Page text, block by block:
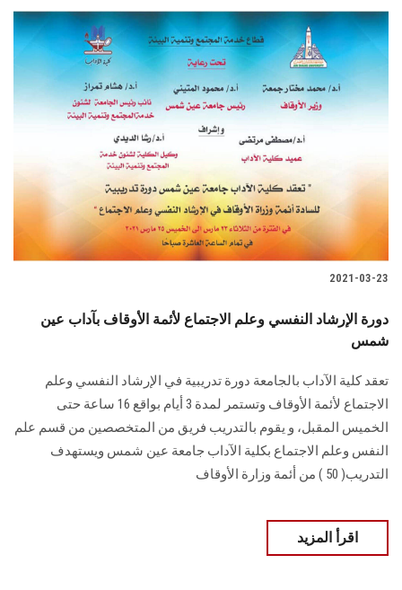
الأنظمة الذكية
الإعلام
تواصل معنا
الطلاب
هيئة التدريس
الخريجين
الزائـرون
سجل الان
2021-03-23
دورة الإرشاد النفسي وعلم الاجتماع لأئمة الأوقاف بآداب عين
شمس
تعقد كلية الآداب بالجامعة دورة تدريبية في الإرشاد النفسي وعلم
الاجتماع لأئمة الأوقاف وتستمر لمدة 3 أيام بواقع 16 ساعة حتى
الخميس المقبل، و يقوم بالتدريب فريق من المتخصصين من قسم علم
النفس وعلم الاجتماع بكلية الآداب جامعة عين شمس ويستهدف
التدريب( 50 ) من أئمة وزارة الأوقاف
اقرأ المزيد